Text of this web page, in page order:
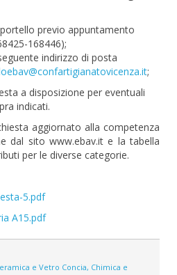
previo appuntamento
168446);
indirizzo di posta
;
a disposizione per eventuali
indicati.
aggiornato alla competenza
dal sito www.ebav.it e la tabella
per le diverse categorie.
5.pdf
A15.pdf
e Vetro Concia, Chimica e